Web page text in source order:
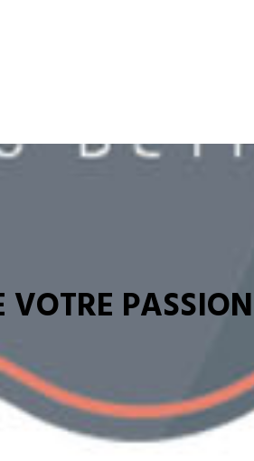
VOTRE